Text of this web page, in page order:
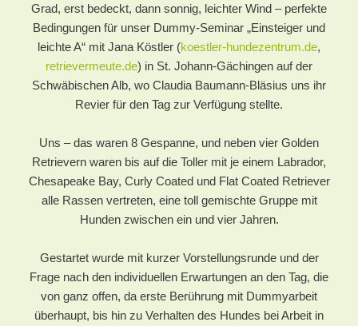
Grad, erst bedeckt, dann sonnig, leichter Wind – perfekte
Bedingungen für unser Dummy-Seminar „Einsteiger und
leichte A“ mit Jana Köstler (koestler-hundezentrum.de,
retrievermeute.de) in St. Johann-Gächingen auf der
Schwäbischen Alb, wo Claudia Baumann-Bläsius uns ihr
Revier für den Tag zur Verfügung stellte.
Uns – das waren 8 Gespanne, und neben vier Golden
Retrievern waren bis auf die Toller mit je einem Labrador,
Chesapeake Bay, Curly Coated und Flat Coated Retriever
alle Rassen vertreten, eine toll gemischte Gruppe mit
Hunden zwischen ein und vier Jahren.
Gestartet wurde mit kurzer Vorstellungsrunde und der
Frage nach den individuellen Erwartungen an den Tag, die
von ganz offen, da erste Berührung mit Dummyarbeit
überhaupt, bis hin zu Verhalten des Hundes bei Arbeit in
Jana
Köstler